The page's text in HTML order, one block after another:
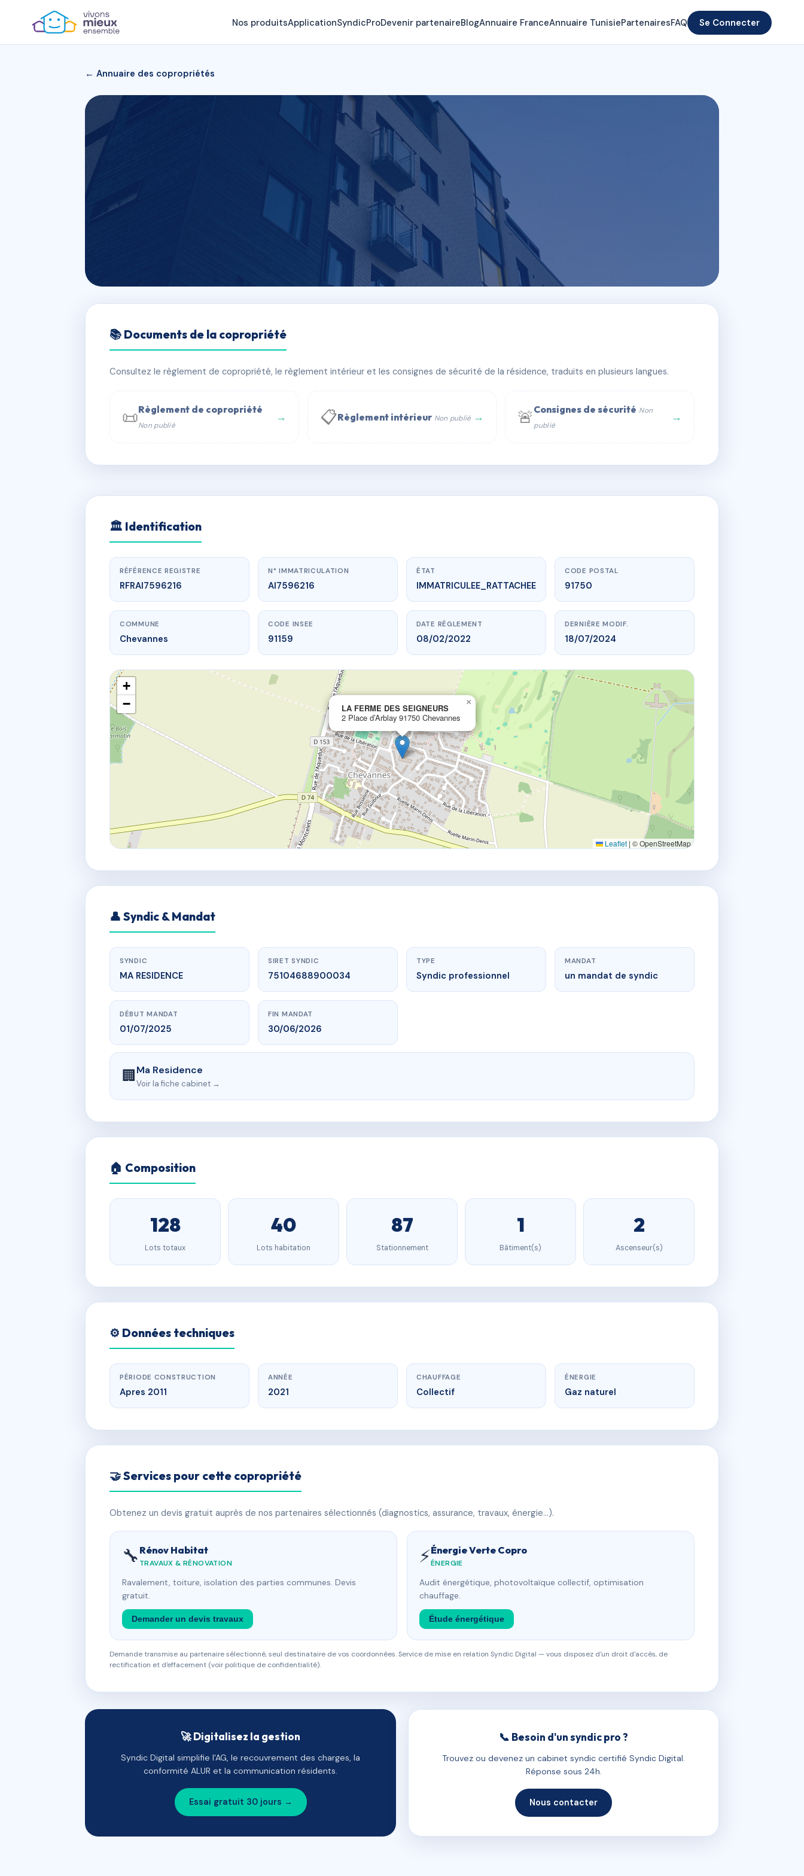
Nos produitsApplicationSyndicProDevenir partenaireBlogAnnuaire FranceAnnuaire TunisiePartenairesFAQ Se Connecter
← Annuaire des copropriétés
LA FERME DES SEIGNEURS
📍 2 Place d’Arblay 91750 Chevannes
📞 Contacter Syndic Digital 💬 WhatsApp
📚 Documents de la copropriété
Consultez le règlement de copropriété, le règlement intérieur et les consignes de sécurité de la résidence, traduits en plusieurs langues.
📜Règlement de copropriété
Non publié
→ 📋Règlement intérieur Non publié → 🚨 Consignes de sécurité Non
publié
→
AI7596216 🇫🇷
www.vme.plus/AI7596216
LA FERME DES SEIGNEURS
91750 Chevannes
🏛 Identification
RÉFÉRENCE REGISTRE
RFRAI7596216
N° IMMATRICULATION
AI7596216
ÉTAT
IMMATRICULEE_RATTACHEE
CODE POSTAL
91750
COMMUNE
Chevannes
CODE INSEE
91159
DATE RÈGLEMENT
08/02/2022
DERNIÈRE MODIF.
18/07/2024
LA FERME DES SEIGNEURS
2 Place d’Arblay 91750 Chevannes
×
+
−
Leaflet | © OpenStreetMap
👤 Syndic & Mandat
SYNDIC
MA RESIDENCE
SIRET SYNDIC
75104688900034
TYPE
Syndic professionnel
MANDAT
un mandat de syndic
DÉBUT MANDAT
01/07/2025
FIN MANDAT
30/06/2026
🏢Ma Residence
Voir la fiche cabinet →
🏠 Composition
128
Lots totaux
40
Lots habitation
87
Stationnement
1
Bâtiment(s)
2
Ascenseur(s)
⚙️ Données techniques
PÉRIODE CONSTRUCTION
Apres 2011
ANNÉE
2021
CHAUFFAGE
Collectif
ÉNERGIE
Gaz naturel
🤝 Services pour cette copropriété
Obtenez un devis gratuit auprès de nos partenaires sélectionnés (diagnostics, assurance, travaux, énergie…).
🔧 Rénov Habitat
TRAVAUX & RÉNOVATION
Ravalement, toiture, isolation des parties communes. Devis
gratuit.
Demander un devis travaux
⚡Énergie Verte Copro
ÉNERGIE
Audit énergétique, photovoltaïque collectif, optimisation
chauffage.
Étude énergétique
Demande transmise au partenaire sélectionné, seul destinataire de vos coordonnées. Service de mise en relation Syndic Digital — vous disposez d'un droit d'accès, de
rectification et d'effacement (voir politique de confidentialité).
🚀 Digitalisez la gestion
Syndic Digital simplifie l'AG, le recouvrement des charges, la
conformité ALUR et la communication résidents.
Essai gratuit 30 jours →
📞 Besoin d'un syndic pro ?
Trouvez ou devenez un cabinet syndic certifié Syndic Digital.
Réponse sous 24h.
Nous contacter